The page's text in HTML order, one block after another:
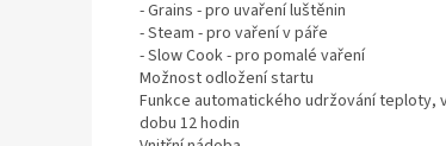
- Grains - pro uvaření luštěnin
- Steam - pro vaření v páře
- Slow Cook - pro pomalé vaření
Možnost odložení startu
Funkce automatického udržování
dobu 12 hodin